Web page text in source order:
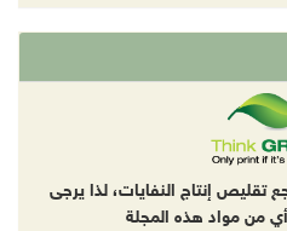
تقليص إنتاج النفايات، لذا يرجى
من مواد هذه المجلة